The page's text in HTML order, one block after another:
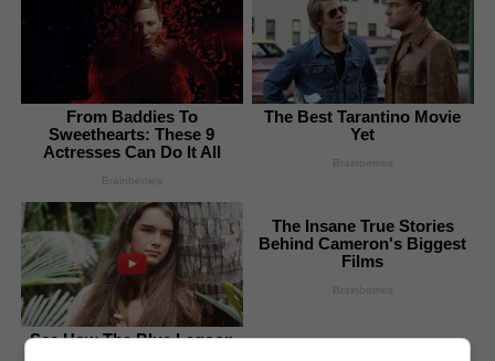
From Baddies To
Sweethearts: These 9
Actresses Can Do It All
Brainberries
The Best Tarantino Movie
Yet
Brainberries
See How The Blue Lagoon
The Insane True Stories
Behind Cameron's Biggest
Films
Brainberries